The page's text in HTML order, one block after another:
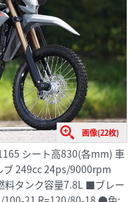
画像(22枚)
シート高830(各mm) 車
249cc 24ps/9000rpm
料タンク容量7.8L ■ブレー